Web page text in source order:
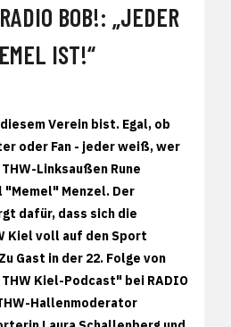
BOB!: „JEDER
IST!“
Verein bist. Egal, ob
oder Fan - jeder weiß, wer
Linksaußen Rune
"Memel" Menzel. Der
dafür, dass sich die
Kiel voll auf den Sport
Gast in der 22. Folge von
Kiel-Podcast" bei RADIO
Hallenmoderator